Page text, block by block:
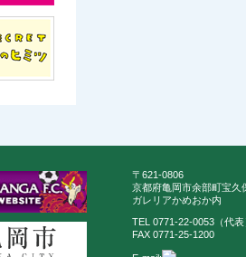
〒621-0806
京都府亀岡市余部町宝久
ガレリアかめおか内
TEL 0771-22-0053（代表
FAX 0771-25-1200